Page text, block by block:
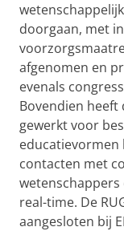
doorgaan, met
afgenomen en
evenals
Bovendien heeft
gewerkt voor
educatievormen
contacten met
real-time. De
aangesloten bij